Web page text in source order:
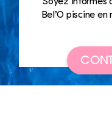
Bel’O piscine